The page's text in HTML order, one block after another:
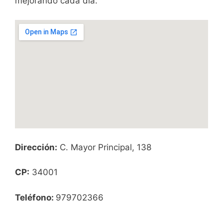
Dirección: C. Mayor Principal, 138
CP: 34001
Teléfono: 979702366